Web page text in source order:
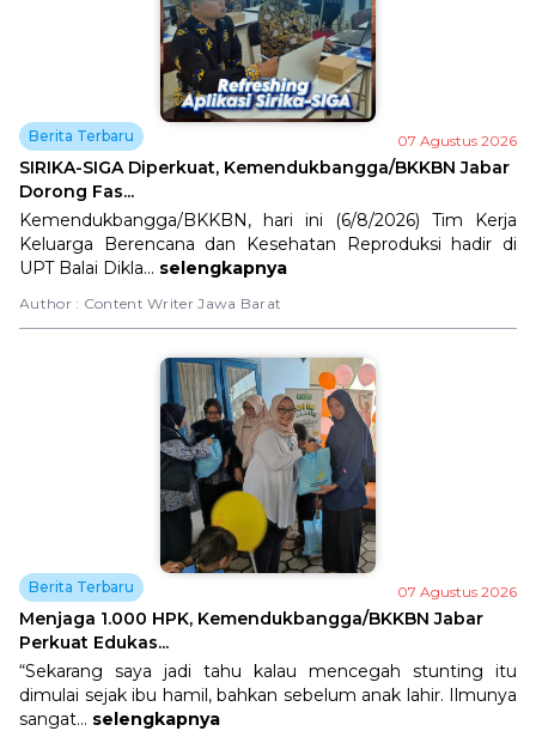
Berita Terbaru 07 Agustus 2026
SIRIKA-SIGA Diperkuat, Kemendukbangga/BKKBN Jabar
Dorong Fas...
Kemendukbangga/BKKBN, hari ini (6/8/2026) Tim Kerja
Keluarga Berencana dan Kesehatan Reproduksi hadir di
UPT Balai Dikla... selengkapnya
Author : Content Writer Jawa Barat
Berita Terbaru 07 Agustus 2026
Menjaga 1.000 HPK, Kemendukbangga/BKKBN Jabar
Perkuat Edukas...
“Sekarang saya jadi tahu kalau mencegah stunting itu
dimulai sejak ibu hamil, bahkan sebelum anak lahir. Ilmunya
sangat... selengkapnya